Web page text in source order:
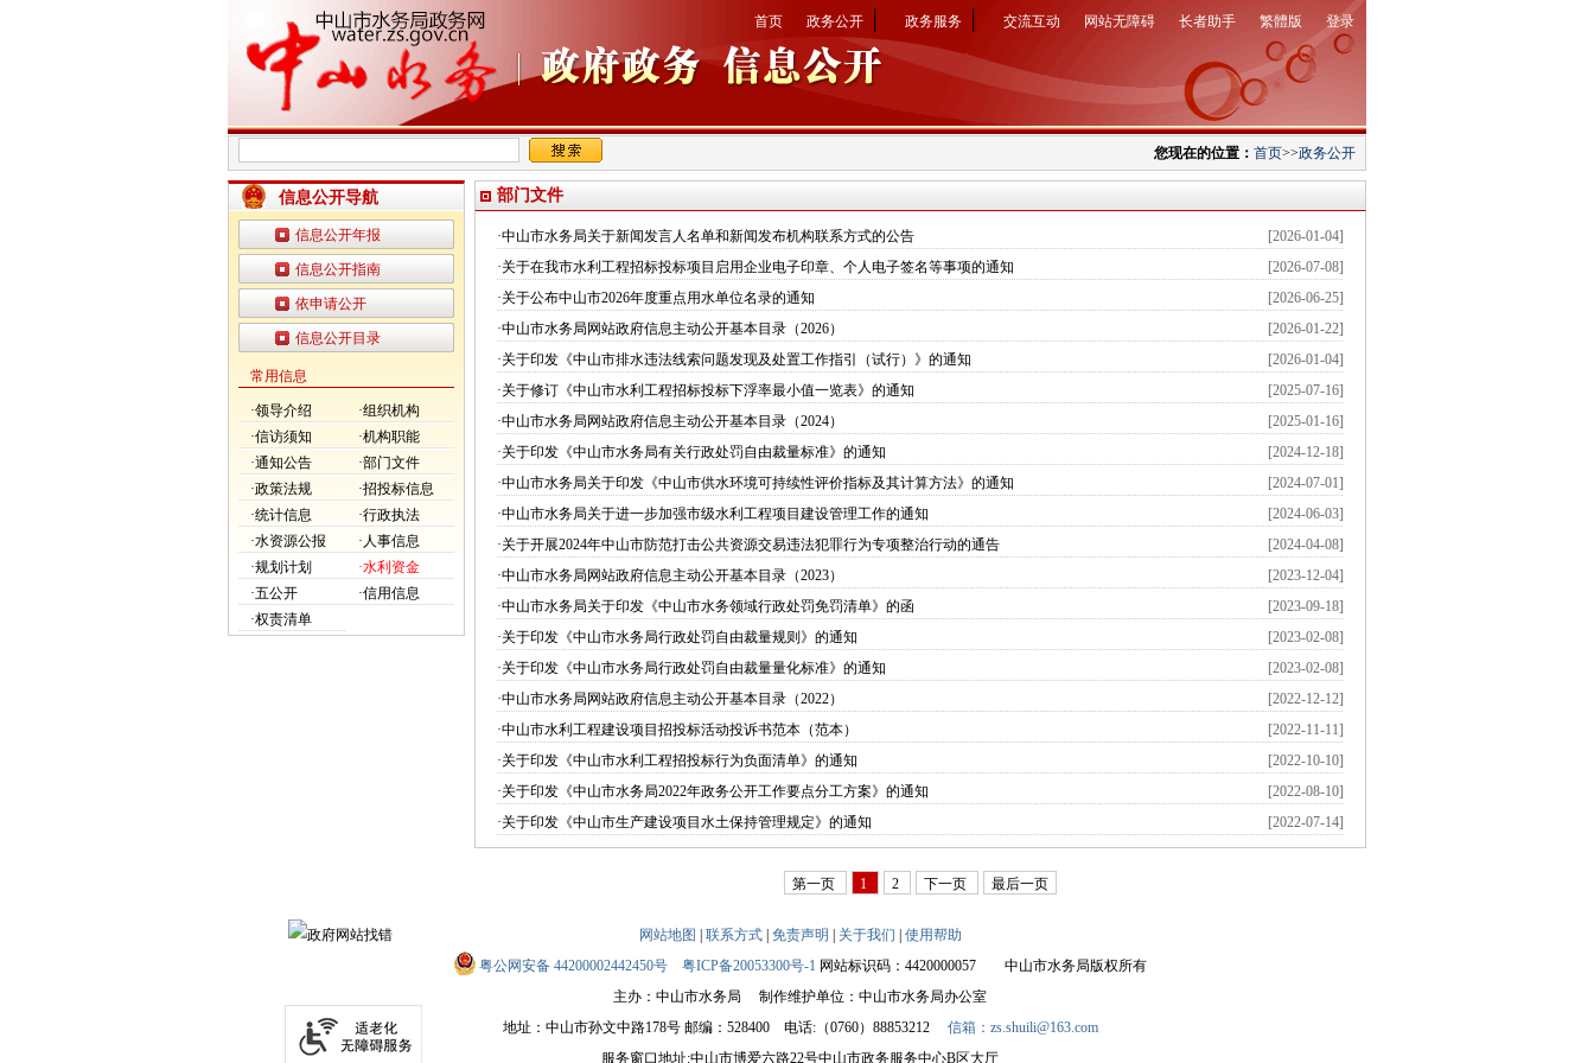
首页 政务公开 政务服务 交流互动 网站无障碍 长者助手 繁體版 登录
您现在的位置： 首页>>政务公开
信息公开导航
信息公开年报
信息公开指南
依申请公开
信息公开目录
常用信息
·领导介绍
·组织机构
·信访须知
·机构职能
·通知公告
·部门文件
·政策法规
·招投标信息
·统计信息
·行政执法
·水资源公报
·人事信息
·规划计划
·水利资金
·五公开
·信用信息
·权责清单
部门文件
[2026-01-04]
·中山市水务局关于新闻发言人名单和新闻发布机构联系方式的公告
[2026-07-08]
·关于在我市水利工程招标投标项目启用企业电子印章、个人电子签名等事项的通知
[2026-06-25]
·关于公布中山市2026年度重点用水单位名录的通知
[2026-01-22]
·中山市水务局网站政府信息主动公开基本目录（2026）
[2026-01-04]
·关于印发《中山市排水违法线索问题发现及处置工作指引（试行）》的通知
[2025-07-16]
·关于修订《中山市水利工程招标投标下浮率最小值一览表》的通知
[2025-01-16]
·中山市水务局网站政府信息主动公开基本目录（2024）
[2024-12-18]
·关于印发《中山市水务局有关行政处罚自由裁量标准》的通知
[2024-07-01]
·中山市水务局关于印发《中山市供水环境可持续性评价指标及其计算方法》的通知
[2024-06-03]
·中山市水务局关于进一步加强市级水利工程项目建设管理工作的通知
[2024-04-08]
·关于开展2024年中山市防范打击公共资源交易违法犯罪行为专项整治行动的通告
[2023-12-04]
·中山市水务局网站政府信息主动公开基本目录（2023）
[2023-09-18]
·中山市水务局关于印发《中山市水务领域行政处罚免罚清单》的函
[2023-02-08]
·关于印发《中山市水务局行政处罚自由裁量规则》的通知
[2023-02-08]
·关于印发《中山市水务局行政处罚自由裁量量化标准》的通知
[2022-12-12]
·中山市水务局网站政府信息主动公开基本目录（2022）
[2022-11-11]
·中山市水利工程建设项目招投标活动投诉书范本（范本）
[2022-10-10]
·关于印发《中山市水利工程招投标行为负面清单》的通知
[2022-08-10]
·关于印发《中山市水务局2022年政务公开工作要点分工方案》的通知
[2022-07-14]
·关于印发《中山市生产建设项目水土保持管理规定》的通知
第一页 1 2 下一页 最后一页
网站地图 联系方式| 免责声明 关于我们
使用帮助
粤公网安备 44200002442450号
粤ICP备20053300号-1 网站标识码：4420000057 中山市水务局版权所有
主办：中山市水务局
制作维护单位：中山市水务局办公室
地址：中山市孙文中路178号 邮编：528400 电话:（0760）88853212
信箱：zs.shuili@163.com
服务窗口地址:中山市博爱六路22号中山市政务服务中心B区大厅